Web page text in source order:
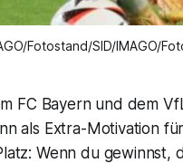
Fotostand/SID/IMAGO/
FC Bayern und dem
als Extra-Motivation
Wenn du gewinnst,